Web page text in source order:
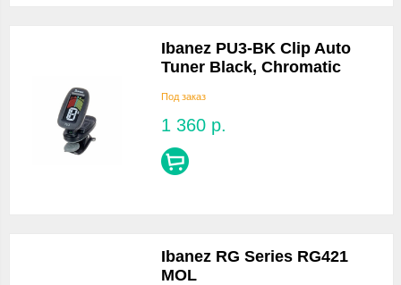
Ibanez PU3-BK Clip Auto
Tuner Black, Chromatic
Под заказ
1 360 р.
Ibanez RG Series RG421
MOL